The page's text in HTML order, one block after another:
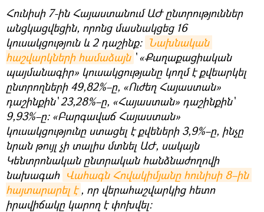
Հունիսի 7-ին Հայաստանում ԱԺ ընտրություններ
անցկացվեցին, որոնց մասնակցեց 16
կուսակցություն և 2 դաշինք։ Նախնական
հաշվարկների համաձայն ` «Քաղաքացիական
պայմանագիր» կուսակցությանը կողմ է քվեարկել
ընտրողների 49,82%–ը, «Ուժեղ Հայաստան»
դաշինքին` 23,28%–ը, «Հայաստան» դաշինքին`
9,93%–ը։ «Բարգավաճ Հայաստան»
կուսակցությունը ստացել է քվեների 3,9%–ը, ինչը
նրան թույլ չի տալիս մտնել ԱԺ, սակայն
Կենտրոնական ընտրական հանձնաժողովի
նախագահ Վահագն Հովակիմյանը հունիսի 8–ին
հայտարարել է , որ վերահաշվարկից հետո
իրավիճակը կարող է փոխվել։